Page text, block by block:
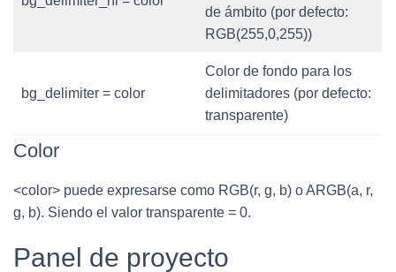
de ámbito (por defecto:
RGB(255,0,255))
bg_delimiter = color
Color de fondo para los
delimitadores (por defecto:
transparente)
Color
<color> puede expresarse como RGB(r, g, b) o ARGB(a, r,
g, b). Siendo el valor transparente = 0.
Panel de proyecto